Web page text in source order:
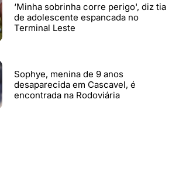
‘Minha sobrinha corre perigo', diz tia
de adolescente espancada no
Terminal Leste
Sophye, menina de 9 anos
desaparecida em Cascavel, é
encontrada na Rodoviária